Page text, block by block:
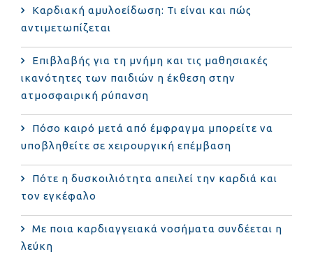
Καρδιακή αμυλοείδωση: Τι είναι και πώς
αντιμετωπίζεται
Επιβλαβής για τη μνήμη και τις μαθησιακές
ικανότητες των παιδιών η έκθεση στην
ατμοσφαιρική ρύπανση
Πόσο καιρό μετά από έμφραγμα μπορείτε να
υποβληθείτε σε χειρουργική επέμβαση
Πότε η δυσκοιλιότητα απειλεί την καρδιά και
τον εγκέφαλο
Με ποια καρδιαγγειακά νοσήματα συνδέεται η
λεύκη